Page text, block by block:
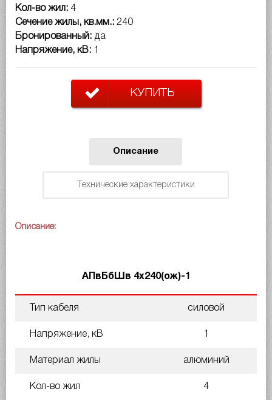
Кол-во жил: 4
Сечение жилы, кв.мм.: 240
Бронированный: да
Напряжение, кВ:
КУПИТЬ
Описание
Технические характеристики
Описание:
АПвБбШв 4х240(ож)-1
Тип кабеля силовой
Напряжение, кВ 1
Материал жилы алюминий
Кол-во жил 4